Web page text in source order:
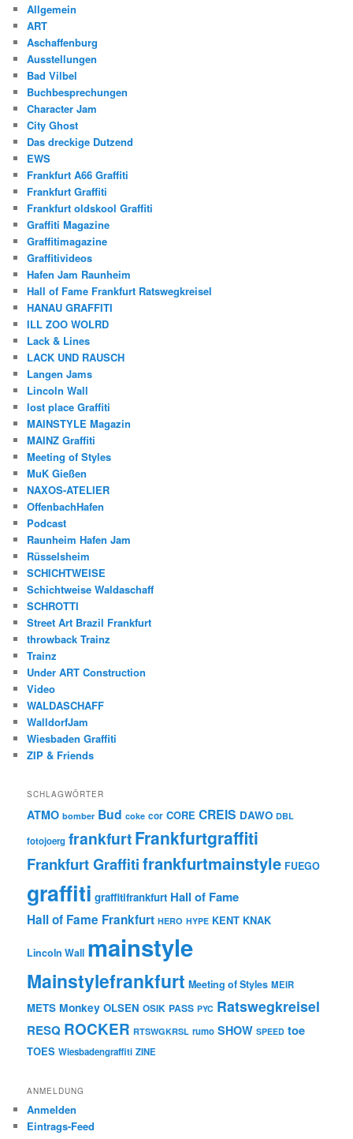
Allgemein
ART
Aschaffenburg
Ausstellungen
Bad Vilbel
Buchbesprechungen
Character Jam
City Ghost
Das dreckige Dutzend
EWS
Frankfurt A66 Graffiti
Frankfurt Graffiti
Frankfurt oldskool Graffiti
Graffiti Magazine
Graffitimagazine
Graffitivideos
Hafen Jam Raunheim
Hall of Fame Frankfurt Ratswegkreisel
HANAU GRAFFITI
ILL ZOO WOLRD
Lack & Lines
LACK UND RAUSCH
Langen Jams
Lincoln Wall
lost place Graffiti
MAINSTYLE Magazin
MAINZ Graffiti
Meeting of Styles
MuK Gießen
NAXOS-ATELIER
OffenbachHafen
Podcast
Raunheim Hafen Jam
Rüsselsheim
SCHICHTWEISE
Schichtweise Waldaschaff
SCHROTTI
Street Art Brazil Frankfurt
throwback Trainz
Trainz
Under ART Construction
Video
WALDASCHAFF
WalldorfJam
Wiesbaden Graffiti
ZIP & Friends
SCHLAGWÖRTER
ATMO bomber Bud coke cor CORE CREIS DAWO DBL
fotojoerg frankfurtFrankfurtgraffiti
Frankfurt Graffitifrankfurtmainstyle FUEGO
graffiti graffitifrankfurt Hall of Fame
Hall of Fame Frankfurt HERO HYPE KENT KNAK
Lincoln Wall mainstyle
Mainstylefrankfurt Meeting of Styles MEIR
METS Monkey OLSEN OSIK PASS PYC Ratswegkreisel
RESQ ROCKER RTSWGKRSL rumo SHOW SPEED toe
TOES Wiesbadengraffiti ZINE
ANMELDUNG
Anmelden
Eintrags-Feed